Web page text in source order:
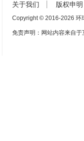
关于我们 版权申明
Copyright © 2016-2026 环
免责声明：网站内容来自